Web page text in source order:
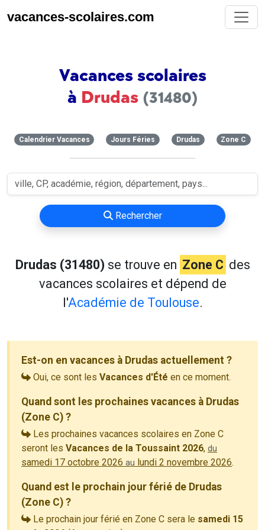
vacances-scolaires.com
Vacances scolaires
à Drudas (31480)
Calendrier Vacances Jours Féries Drudas Zone C
Rechercher
Drudas (31480) se trouve en Zone C des
vacances scolaires et dépend de
l'Académie de Toulouse.
Est-on en vacances à Drudas actuellement ?
Oui, ce sont les Vacances d'Été en ce moment.
Quand sont les prochaines vacances à Drudas
(Zone C) ?
Les prochaines vacances scolaires en Zone C
seront les Vacances de la Toussaint 2026, du
samedi 17 octobre 2026 au lundi 2 novembre 2026.
Quand est le prochain jour férié de Drudas
(Zone C) ?
Le prochain jour férié en Zone C sera le samedi 15